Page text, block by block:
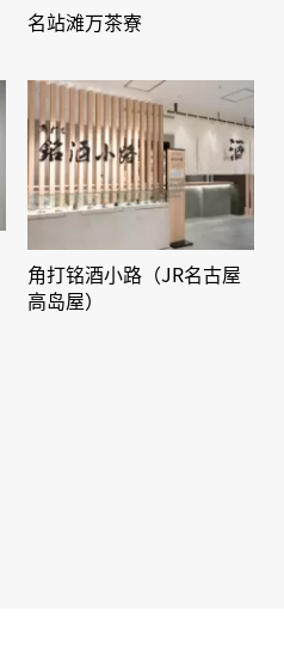
名站滩万茶寮
角打铭酒小路（JR名古屋
高岛屋）